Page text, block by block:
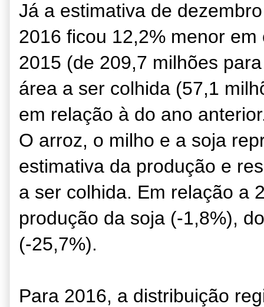
Já a estimativa de
2016 ficou 12,2% menor
2015 (de 209,7 milhões
área a ser colhida (57,1
em relação à do ano
O arroz, o milho e a soja
estimativa da produção e
a ser colhida. Em relação a
produção da soja (-1,8%),
(-25,7%).
Para 2016, a distribuição